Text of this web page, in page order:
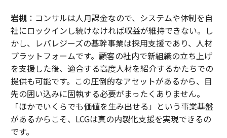
岩槻：コンサルは人月課金なので、システムや体制を自
社にロックインし続けなければ収益が維持できない。し
かし、レバレジーズの基幹事業は採用支援であり、人材
プラットフォームです。顧客の社内で新組織の立ち上げ
を支援した後、適合する高度人材を紹介するかたちでの
提供も可能です。この圧倒的なアセットがあるから、目
先の囲い込みに固執する必要がまったくありません。
「ほかでいくらでも価値を生み出せる」という事業基盤
があるからこそ、LCGは真の内製化支援を実現できるの
です。